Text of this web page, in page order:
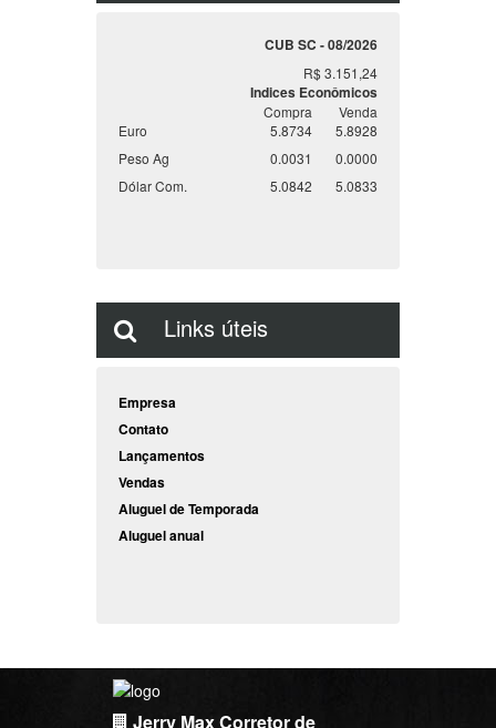
CUB SC - 08/2026
R$ 3.151,24
Indices Econômicos
Compra
Venda
Euro
5.8734
5.8928
Peso Ag
0.0031
0.0000
Dólar Com.
5.0842 5.0833
Links úteis
Empresa
Contato
Lançamentos
Vendas
Aluguel de Temporada
Aluguel anual
Jerry Max Corretor de